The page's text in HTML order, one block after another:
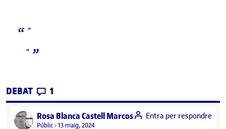
DEBAT CONTRIBUTIONS
1
Rosa Blanca Castell Marcossays:
Visibilitat:
Públic 13 maig, 2024
Entra per respondre